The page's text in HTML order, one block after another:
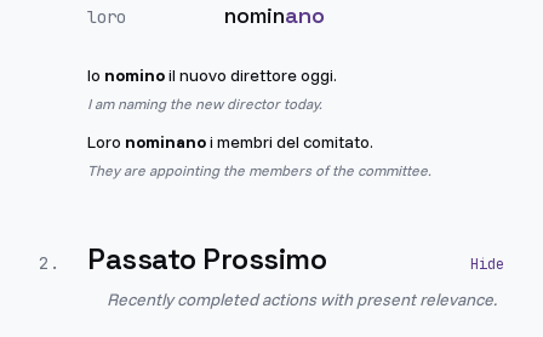
loro nominano
Io nominoil nuovo direttore oggi.
I am naming the new director today.
Loro nominanoi membri del comitato.
They are appointing the members of the committee.
2 . Passato Prossimo
Recently completed actions with present relevance.